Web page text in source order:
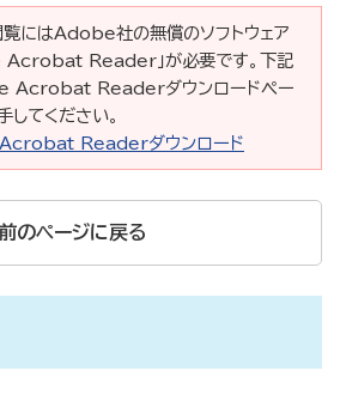
にはAdobe社の無償のソフトウェア
Acrobat Reader」が必要です。下記
Acrobat Readerダウンロードペー
してください。
Readerダウンロード
のページに戻る